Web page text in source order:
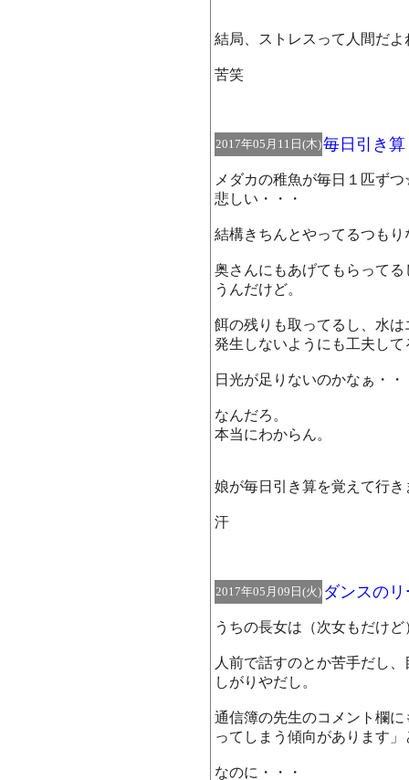
結局、ストレスって人間だよ
苦笑
2017年05月11日(木)毎日引き算
メダカの稚魚が毎日１匹ず
悲しい・・・
結構きちんとやってるつも
奥さんにもあげてもらって
うんだけど。
餌の残りも取ってるし、水
発生しないようにも工夫し
日光が足りないのかなぁ・・
なんだろ。
本当にわからん。
娘が毎日引き算を覚えて行き
汗
2017年05月09日(火) ダンスの
うちの長女は（次女もだけ
人前で話すのとか苦手だし
しがりやだし。
通信簿の先生のコメント欄
ってしまう傾向があります
なのに・・・